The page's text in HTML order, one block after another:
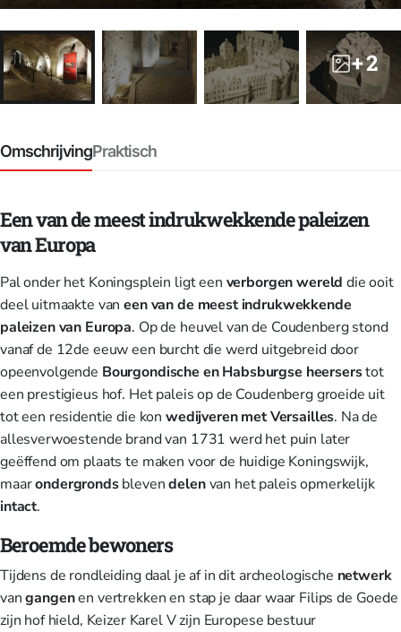
+ 2
OmschrijvingPraktisch
Een van de meest indrukwekkende paleizen
van Europa
Pal onder het Koningsplein ligt een verborgen wereld die ooit
deel uitmaakte vaneen van de meest indrukwekkende
paleizen van Europa. Op de heuvel van de Coudenberg stond
vanaf de 12de eeuw een burcht die werd uitgebreid door
opeenvolgende Bourgondische en Habsburgse heerserstot
een prestigieus hof. Het paleis op de Coudenberg groeide uit
tot een residentie die kon wedijveren met Versailles. Na de
allesverwoestende brand van 1731 werd het puin later
geëffend om plaats te maken voor de huidige Koningswijk,
maarondergrondsblevendelenvan het paleis opmerkelijk
intact.
Beroemde bewoners
Tijdens de rondleiding daal je af in dit archeologische netwerk
vangangenen vertrekken en stap je daar waar Filips de Goede
zijn hof hield, Keizer Karel V zijn Europese bestuur